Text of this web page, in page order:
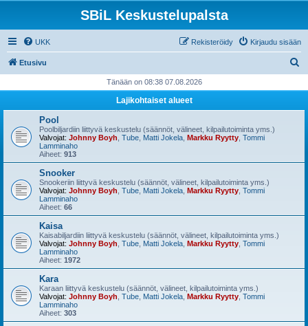
SBiL Keskustelupalsta
UKK Kirjaudu sisään
Rekisteröidy
Etusivu
i
Tänään on 08:38 07.08.2026
Lajikohtaiset alueet
Pool
Poolbiljardiin liittyvä keskustelu (säännöt, välineet, kilpailutoiminta yms.)
Valvojat: Johnny Boyh Tube Matti Jokela Markku Ryytty Tommi
Lamminaho
Aiheet: 913
Snooker
Snookeriin liittyvä keskustelu (säännöt, välineet, kilpailutoiminta yms.)
Valvojat: Johnny Boyh Tube Matti Jokela Markku Ryytty Tommi
Lamminaho
Aiheet: 66
Kaisa
Kaisabiljardiin liittyvä keskustelu (säännöt, välineet, kilpailutoiminta yms.)
Valvojat: Johnny Boyh Tube Matti Jokela Markku Ryytty Tommi
Lamminaho
Aiheet: 1972
Kara
Karaan liittyvä keskustelu (säännöt, välineet, kilpailutoiminta yms.)
Valvojat: Johnny Boyh Tube Matti Jokela Markku Ryytty Tommi
Lamminaho
Aiheet: 303